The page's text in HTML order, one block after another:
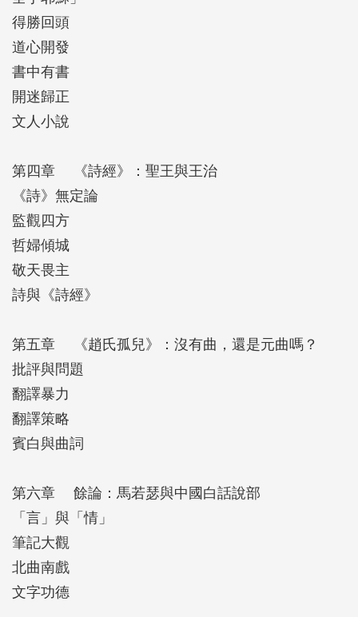
得勝回頭
道心開發
書中有書
開迷歸正
文人小說
第四章 《詩經》：聖王與王治
《詩》無定論
監觀四方
哲婦傾城
敬天畏主
詩與《詩經》
第五章 《趙氏孤兒》：沒有曲，還是元曲嗎？
批評與問題
翻譯暴力
翻譯策略
賓白與曲詞
第六章 餘論：馬若瑟與中國白話說部
「言」與「情」
筆記大觀
北曲南戲
文字功德